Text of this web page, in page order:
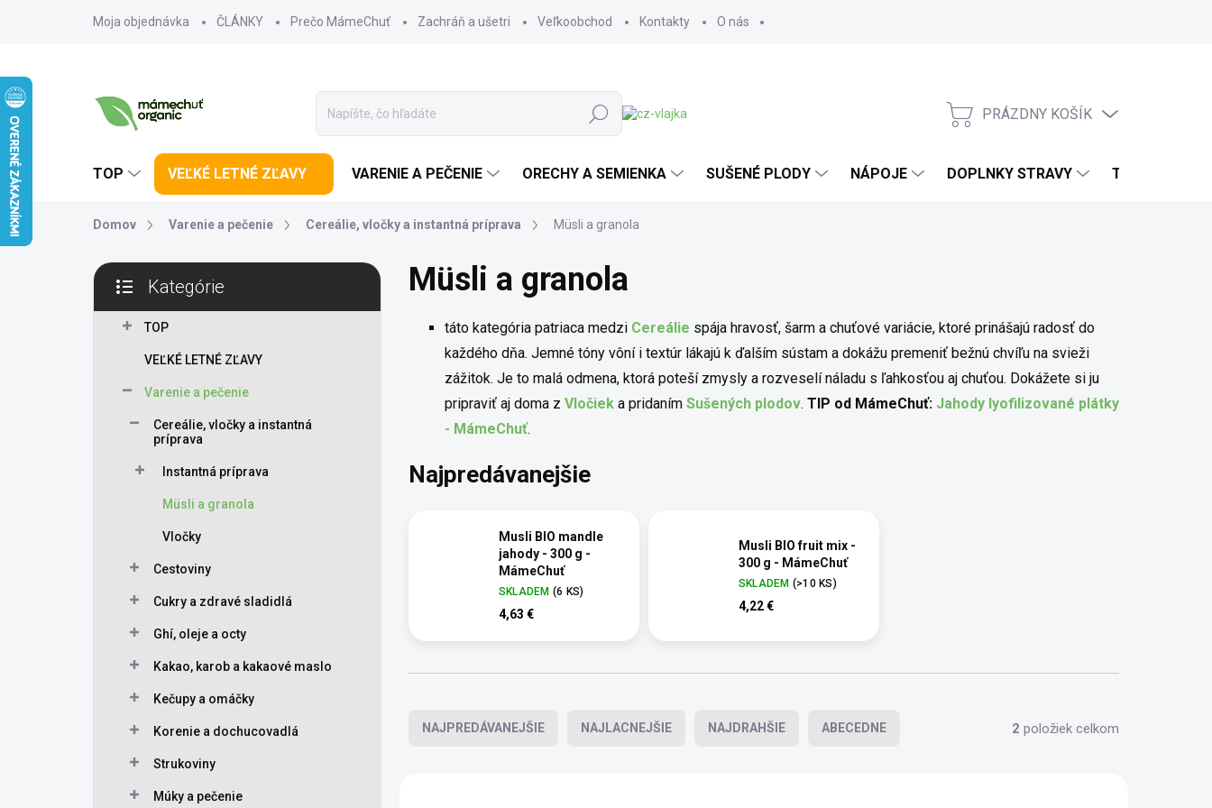
Moja objednávka
ČLÁNKY Prečo MámeChuť Zachráň a ušetri Veľkoobchod Kontakty O nás
Hľadať NÁKUPNÝ KOŠÍK
PRÁZDNY KOŠÍK
TOP VEĽKÉ LETNÉ ZĽAVY VARENIE A PEČENIE ORECHY A SEMIENKA SUŠENÉ PLODY NÁPOJE DOPLNKY STRAVY TELO &
Domov Varenie a pečenie Cereálie, vločky a instantná príprava Müsli a granola
Bočný panel
Preskočiť kategórie
Kategórie
TOP
VEĽKÉ LETNÉ ZĽAVY
Varenie a pečenie
Cereálie, vločky a instantná
príprava
Instantná príprava
Müsli a granola
Vločky
Cestoviny
Cukry a zdravé sladidlá
Ghí, oleje a octy
Kakao, karob a kakaové maslo
Kečupy a omáčky
Korenie a dochucovadlá
Strukoviny
Múky a pečenie
Müsli a granola
táto kategória patriaca medzi Cereálie spája hravosť, šarm a chuťové variácie, ktoré prinášajú radosť do
každého dňa. Jemné tóny vôní i textúr lákajú k ďalším sústam a dokážu premeniť bežnú chvíľu na svieži
zážitok. Je to malá odmena, ktorá poteší zmysly a rozveselí náladu s ľahkosťou aj chuťou. Dokážete si ju
pripraviť aj doma z Vločiek a pridaním Sušených plodov. TIP od MámeChuť: Jahody lyofilizované plátky
- MámeChuť.
Najpredávanejšie
Musli BIO mandle
jahody - 300 g -
MámeChuť
SKLADEM (6 KS)
4,63 €
Musli BIO fruit mix -
300 g - MámeChuť
SKLADEM (>10 KS)
4,22 €
NAJPREDÁVANEJŠIE NAJLACNEJŠIE NAJDRAHŠIE ABECEDNE 2 položiek celkom